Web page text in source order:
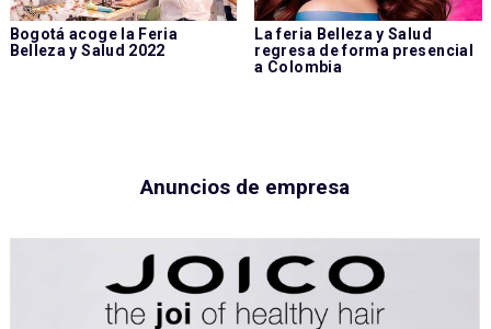
Bogotá acoge la Feria
Belleza y Salud 2022
La feria Belleza y Salud
regresa de forma presencial
a Colombia
Anuncios de empresa